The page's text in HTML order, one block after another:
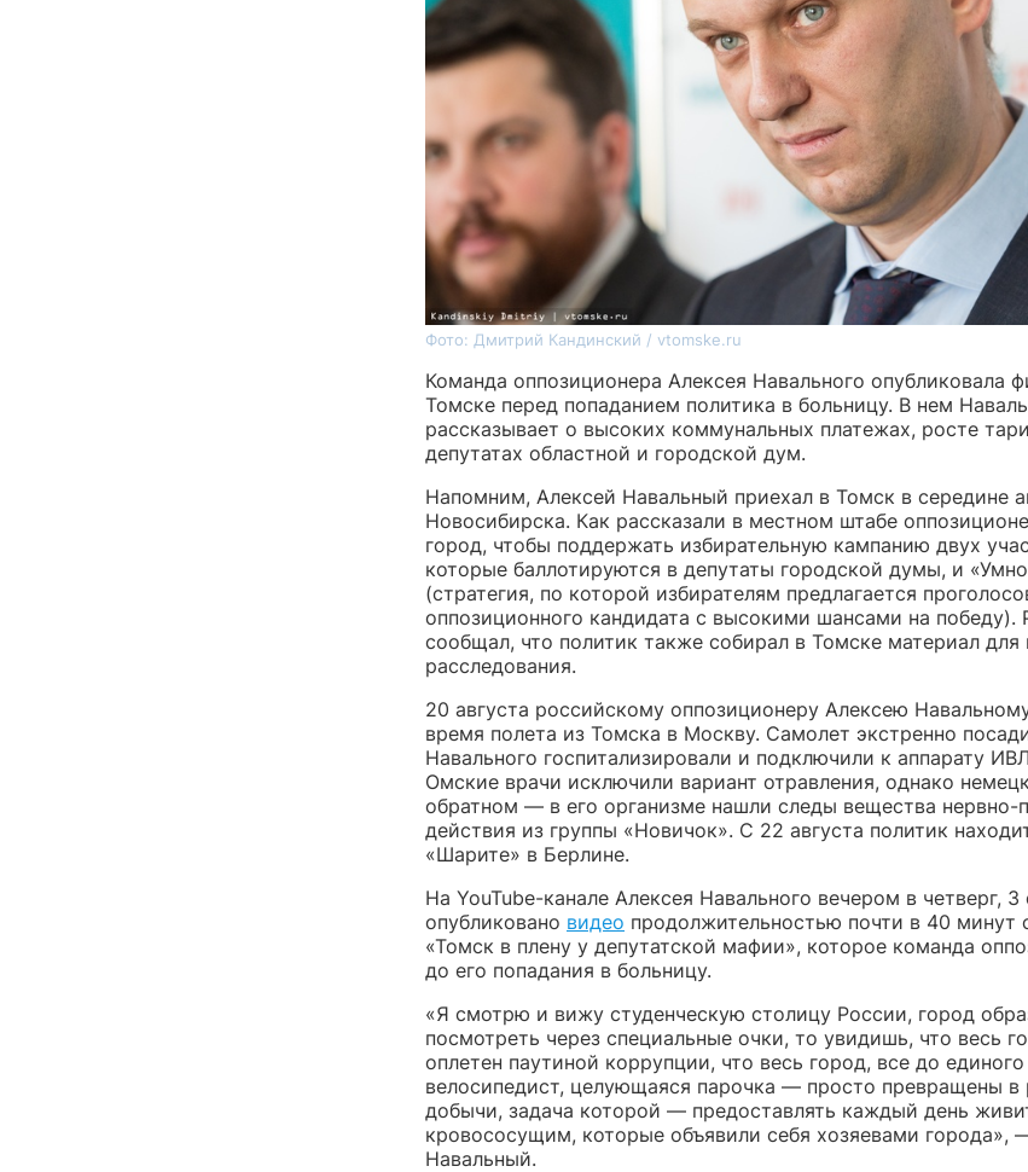
Фото: Дмитрий Кандинский / vtomske.ru
Команда оппозиционера Алексея Навального опубликовала
Томске перед попаданием политика в больницу. В нем
рассказывает о высоких коммунальных платежах, росте
депутатах областной и городской дум.
Напомним, Алексей Навальный приехал в Томск в середине
Новосибирска. Как рассказали в местном штабе
город, чтобы поддержать избирательную кампанию двух
которые баллотируются в депутаты городской думы, и
(стратегия, по которой избирателям предлагается
оппозиционного кандидата с высокими шансами на
сообщал, что политик также собирал в Томске материал для
расследования.
20 августа российскому оппозиционеру Алексею
время полета из Томска в Москву. Самолет экстренно
Навального госпитализировали и подключили к аппарату
Омские врачи исключили вариант отравления, однако
обратном — в его организме нашли следы вещества нервно-
действия из группы «Новичок». С 22 августа политик
«Шарите» в Берлине.
На YouTube-канале Алексея Навального вечером в четверг, 3
опубликовано видео продолжительностью почти в 40 минут
«Томск в плену у депутатской мафии», которое команда
до его попадания в больницу.
«Я смотрю и вижу студенческую столицу России, город
посмотреть через специальные очки, то увидишь, что весь
оплетен паутиной коррупции, что весь город, все до
велосипедист, целующаяся парочка — просто превращены в
добычи, задача которой — предоставлять каждый день
кровососущим, которые объявили себя хозяевами города»,
Навальный.